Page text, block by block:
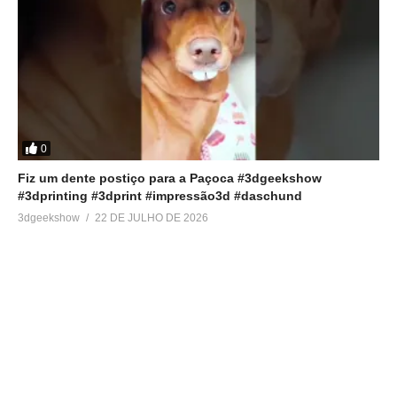
0
Fiz um dente postiço para a Paçoca #3dgeekshow
#3dprinting #3dprint #impressão3d #daschund
3dgeekshow 22 DE JULHO DE 2026